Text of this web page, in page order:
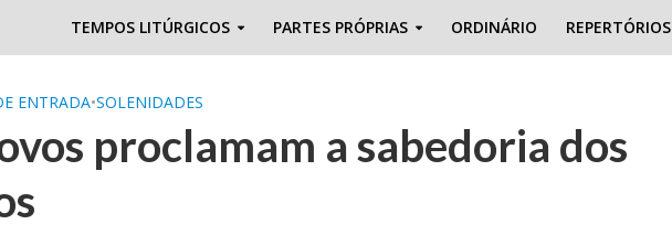
TEMPOS LITÚRGICOS PARTES PRÓPRIAS ORDINÁRIO REPERTÓRIOS
ENTRADA•SOLENIDADES
proclamam a sabedoria dos